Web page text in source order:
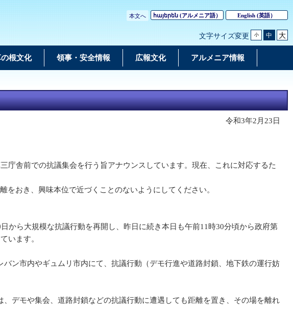
本文へ հայերեն(アルメニア語） English (英語）
文字サイズ変更 小 中 大
根文化 領事・安全情報 広報文化 アルメニア情報
令和3年2月23日
庁舎前での抗議集会を行う旨アナウンスしています。現在、これに対応するた
おき、興味本位で近づくことのないようにしてください。
ら大規模な抗議行動を再開し、昨日に続き本日も午前11時30分頃から政府第
います。
ン市内やギュムリ市内にて、抗議行動（デモ行進や道路封鎖、地下鉄の運行妨
デモや集会、道路封鎖などの抗議行動に遭遇しても距離を置き、その場を離れ